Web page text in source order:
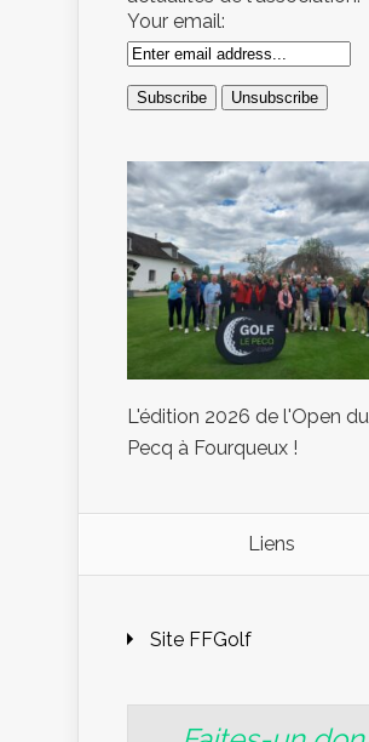
Your email:
L'édition 2026 de l'Open du
Pecq à Fourqueux !
Liens
Site FFGolf